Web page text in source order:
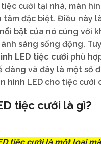
cưới tại nhà, màn
tâm đặc biệt. Điều này
bật của nó cùng với
sáng sống động.
LED tiệc cưới phù
dàng và đây là một số
hình LED cho tiệc cưới
tiệc cưới là gì?
tiệc cưới là một loại